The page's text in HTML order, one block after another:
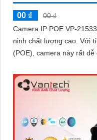
00 ₫
00 ₫
Camera IP POE VP-
ninh chất lượng cao. Với tính năng Power over Ethernet
(POE), camera này rất